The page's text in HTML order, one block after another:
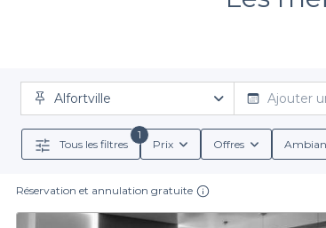
Alfortville Ajouter
Tous les filtres
1
Prix Offres
Réservation et annulation gratuite